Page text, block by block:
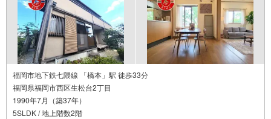
せくださいませ。
福岡市地下鉄七隈線 「橋本」駅 徒歩33分
福岡県福岡市西区生松台2丁目
1990年7月（築37年）
5SLDK / 地上階数2階